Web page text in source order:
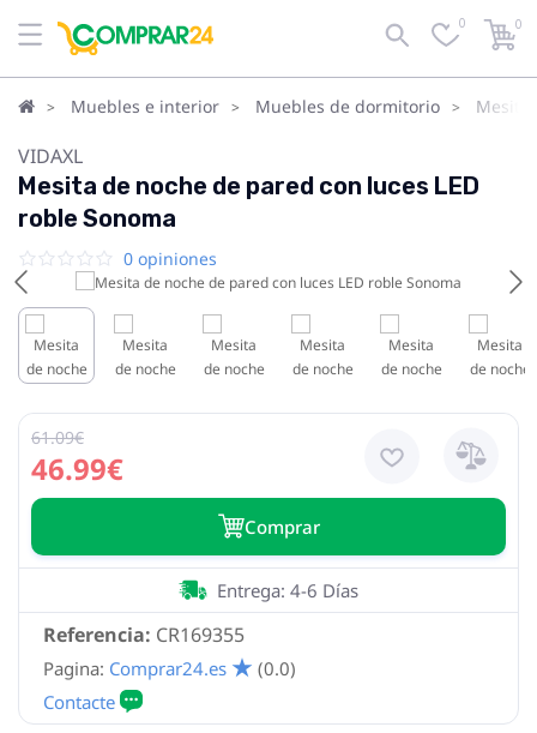
0 0
Muebles e interior Muebles de dormitorio
VIDAXL
Mesita de noche de pared con luces LED
roble Sonoma
0 opiniones
46.99€
61.09€
Сomprar
Referencia: CR169355
Entrega: 4-6 Días
Pagina: Comprar24.es (0.0)